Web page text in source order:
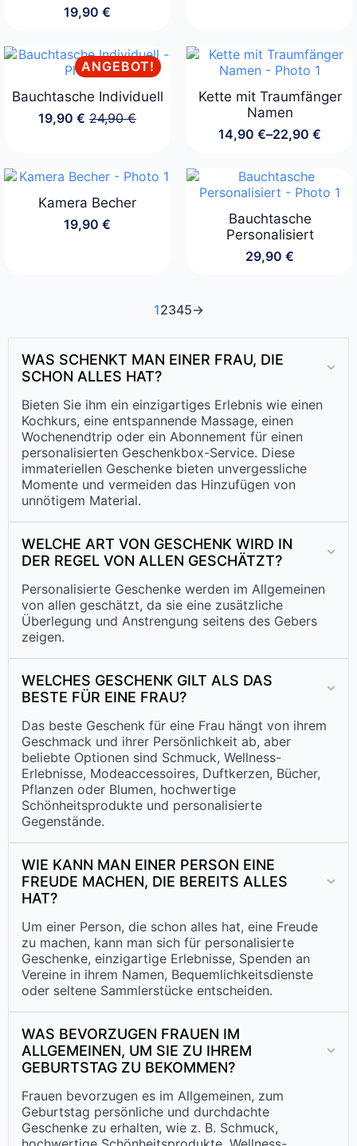
19,90 €
ANGEBOT!
Bauchtasche Individuell
24,90€
Ursprünglicher
24,90 €
19,90€ Aktueller
19,90 €.
Kette mit Traumfänger
Namen
14,90 €–22,90 €
Preisspanne:
bis
22,90 €
Kamera Becher
19,90 €
Bauchtasche
Personalisiert
29,90 €
12345→
WAS SCHENKT MAN EINER FRAU, DIE
SCHON ALLES HAT?
Bieten Sie ihm ein einzigartiges Erlebnis wie einen
Kochkurs, eine entspannende Massage, einen
Wochenendtrip oder ein Abonnement für einen
personalisierten Geschenkbox-Service. Diese
immateriellen Geschenke bieten unvergessliche
Momente und vermeiden das Hinzufügen von
unnötigem Material.
WELCHE ART VON GESCHENK WIRD IN
DER REGEL VON ALLEN GESCHÄTZT?
Personalisierte Geschenke werden im Allgemeinen
von allen geschätzt, da sie eine zusätzliche
Überlegung und Anstrengung seitens des Gebers
zeigen.
WELCHES GESCHENK GILT ALS DAS
BESTE FÜR EINE FRAU?
Das beste Geschenk für eine Frau hängt von ihrem
Geschmack und ihrer Persönlichkeit ab, aber
beliebte Optionen sind Schmuck, Wellness-
Erlebnisse, Modeaccessoires, Duftkerzen, Bücher,
Pflanzen oder Blumen, hochwertige
Schönheitsprodukte und personalisierte
Gegenstände.
WIE KANN MAN EINER PERSON EINE
FREUDE MACHEN, DIE BEREITS ALLES
HAT?
Um einer Person, die schon alles hat, eine Freude
zu machen, kann man sich für personalisierte
Geschenke, einzigartige Erlebnisse, Spenden an
Vereine in ihrem Namen, Bequemlichkeitsdienste
oder seltene Sammlerstücke entscheiden.
WAS BEVORZUGEN FRAUEN IM
ALLGEMEINEN, UM SIE ZU IHREM
GEBURTSTAG ZU BEKOMMEN?
Frauen bevorzugen es im Allgemeinen, zum
Geburtstag persönliche und durchdachte
Geschenke zu erhalten, wie z. B. Schmuck,